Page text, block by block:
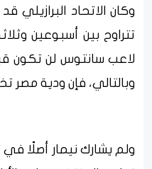
وكان الاتحاد البرازيلي
تتراوح بين أسبوعين
وبالتالي، فإن ودية مصر
ولم يشارك نيمار أصلًا في